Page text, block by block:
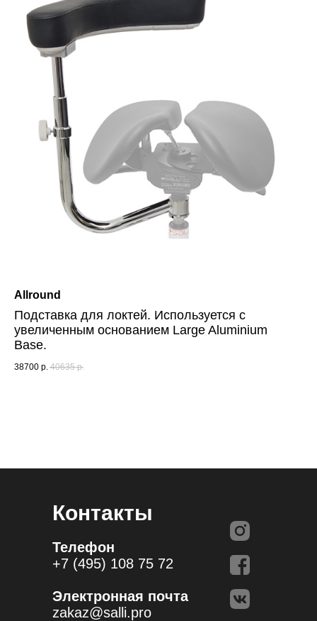
Allround
Подставка для локтей. Используется с
увеличенным основанием Large Aluminium
Base.
38700 р. 40635 р.
Контакты
Телефон
+7 (495) 108 75 72
Электронная почта
zakaz@salli.pro